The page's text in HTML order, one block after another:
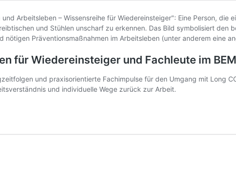
für Wiedereinsteiger und Fachleute im BEM
und praxisorientierte Fachimpulse für den Umgang mit Long
und individuelle Wege zurück zur Arbeit.